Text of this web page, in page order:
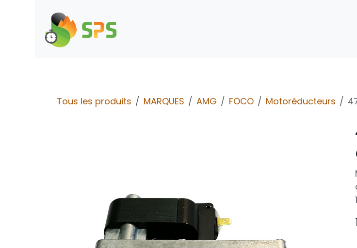
Tous les produits MARQUES AMG FOCO Motoréducteurs